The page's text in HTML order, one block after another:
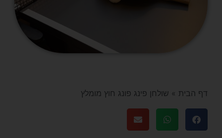
דף הבית » שולחן פינג פונג חוץ מומלץ